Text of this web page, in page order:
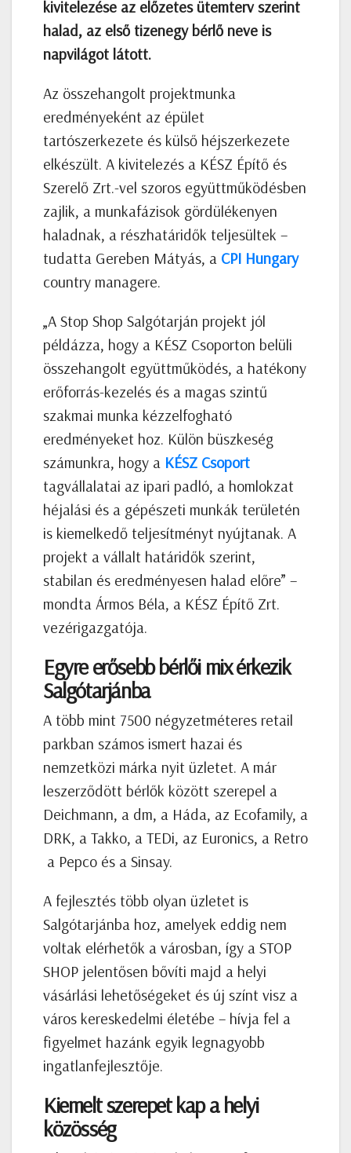
kivitelezése az előzetes ütemterv szerint
halad, az első tizenegy bérlő neve is
napvilágot látott.
Az összehangolt projektmunka
eredményeként az épület
tartószerkezete és külső héjszerkezete
elkészült. A kivitelezés a KÉSZ Építő és
Szerelő Zrt.-vel szoros együttműködésben
zajlik, a munkafázisok gördülékenyen
haladnak, a részhatáridők teljesültek –
tudatta Gereben Mátyás, a CPI Hungary
country managere.
„A Stop Shop Salgótarján projekt jól
példázza, hogy a KÉSZ Csoporton belüli
összehangolt együttműködés, a hatékony
erőforrás-kezelés és a magas szintű
szakmai munka kézzelfogható
eredményeket hoz. Külön büszkeség
számunkra, hogy a KÉSZ Csoport
tagvállalatai az ipari padló, a homlokzat
héjalási és a gépészeti munkák területén
is kiemelkedő teljesítményt nyújtanak. A
projekt a vállalt határidők szerint,
stabilan és eredményesen halad előre” –
mondta Ármos Béla, a KÉSZ Építő Zrt.
vezérigazgatója.
Egyre erősebb bérlői mix érkezik
Salgótarjánba
A több mint 7500 négyzetméteres retail
parkban számos ismert hazai és
nemzetközi márka nyit üzletet. A már
leszerződött bérlők között szerepel a
Deichmann, a dm, a Háda, az Ecofamily, a
DRK, a Takko, a TEDi, az Euronics, a Retro
a Pepco és a Sinsay.
A fejlesztés több olyan üzletet is
Salgótarjánba hoz, amelyek eddig nem
voltak elérhetők a városban, így a STOP
SHOP jelentősen bővíti majd a helyi
vásárlási lehetőségeket és új színt visz a
város kereskedelmi életébe – hívja fel a
figyelmet hazánk egyik legnagyobb
ingatlanfejlesztője.
Kiemelt szerepet kap a helyi
közösség